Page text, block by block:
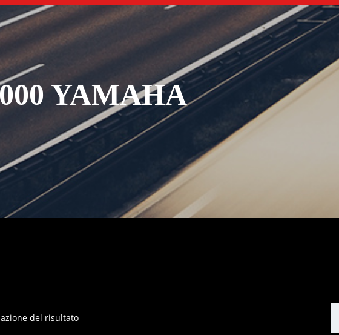
YAMAHA
del risultato